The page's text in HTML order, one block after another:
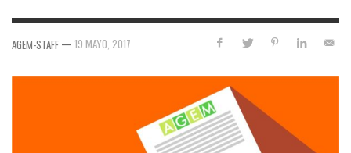
AGEM-STAFF — 19 MAYO, 2017